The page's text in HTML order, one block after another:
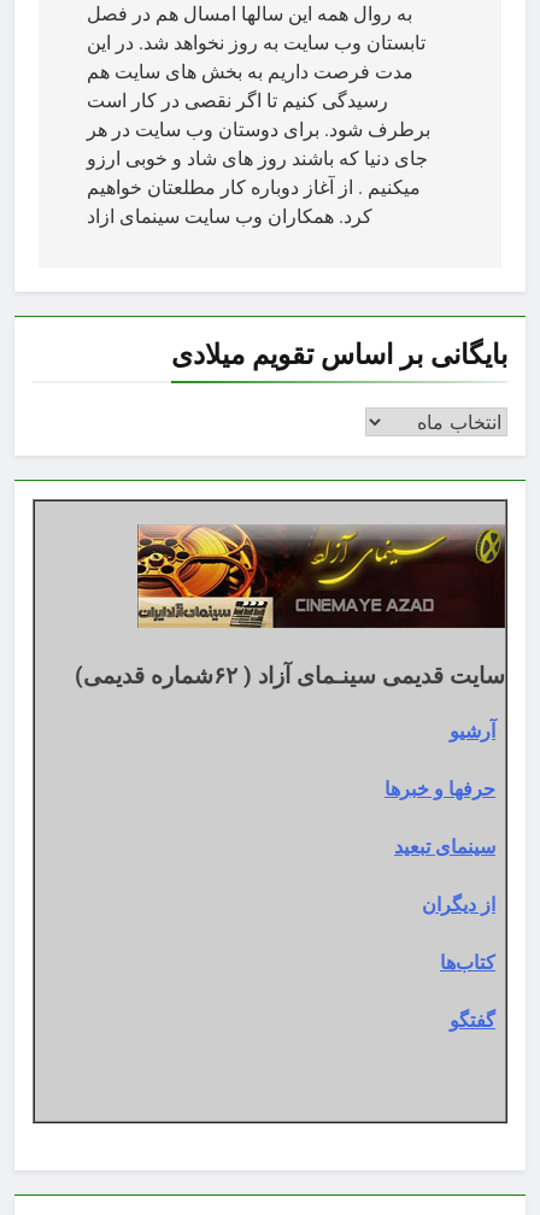
نوشتهبه روال همه این سالها امسال هم در فصل
تابستان وب سایت به روز نخواهد شد. در این
مدت فرصت داریم به بخش های سایت هم
رسیدگی کنیم تا اگر نقصی در کار است
برطرف شود. برای دوستان وب سایت در هر
جای دنیا که باشند روز های شاد و خوبی ارزو
میکنیم . از آغاز دوباره کار مطلعتان خواهیم
کرد. همکاران وب سایت سینمای ازاد
بایگانی بر اساس تقویم میلادی
بایگانی
اساس
تقویم
میلادی
سایت قدیمی سینـمای آزاد ( ۶۲شماره قدیمی)
آرشیو
حرفها و خبرها
سینمای تبعید
از دیگران
کتاب‌ها
گفتگو